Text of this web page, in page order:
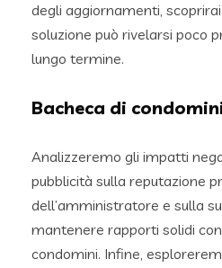
degli aggiornamenti,
soluzione può rivelarsi poco
lungo termine.
Bacheca di
Analizzeremo gli impatti
pubblicità sulla reputazione
dell’amministratore e sulla
mantenere rapporti solidi
condomini. Infine,